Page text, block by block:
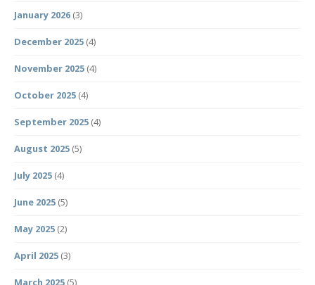
January 2026 (3)
December 2025 (4)
November 2025 (4)
October 2025 (4)
September 2025 (4)
August 2025 (5)
July 2025 (4)
June 2025 (5)
May 2025 (2)
April 2025 (3)
March 2025 (5)